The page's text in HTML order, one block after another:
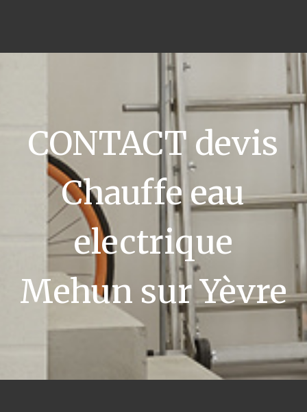
CONTACT devis
Chauffe eau
electrique
Mehun sur Yèvre